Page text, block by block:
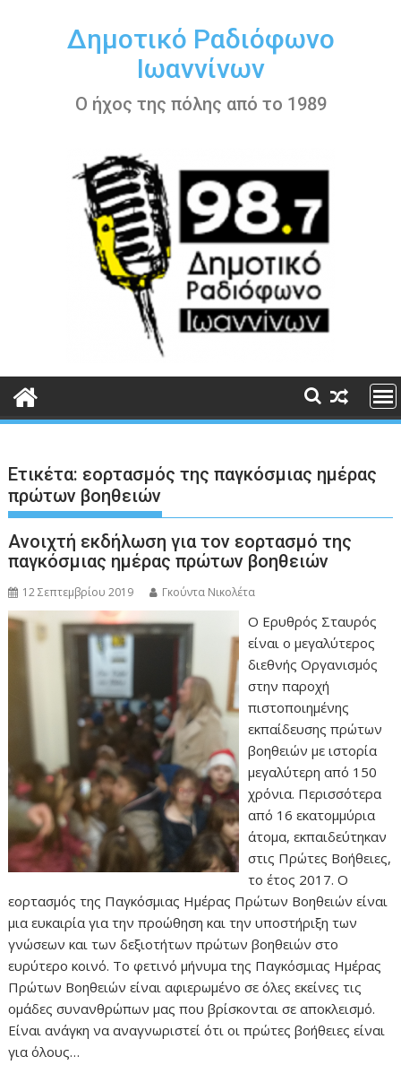
περιεχόμενοΔημοτικό Ραδιόφωνο
Ιωαννίνων
Ο ήχος της πόλης από το 1989
Ετικέτα: εορτασμός της παγκόσμιας ημέρας
πρώτων βοηθειών
Ανοιχτή εκδήλωση για τον εορτασμό της
παγκόσμιας ημέρας πρώτων βοηθειών
12 Σεπτεμβρίου 2019 Γκούντα Νικολέτα
Ο Ερυθρός Σταυρός
είναι ο μεγαλύτερος
διεθνής Οργανισμός
στην παροχή
πιστοποιημένης
εκπαίδευσης πρώτων
βοηθειών με ιστορία
μεγαλύτερη από 150
χρόνια. Περισσότερα
από 16 εκατομμύρια
άτομα, εκπαιδεύτηκαν
στις Πρώτες Βοήθειες,
το έτος 2017. O
εορτασμός της Παγκόσμιας Ημέρας Πρώτων Βοηθειών είναι
μια ευκαιρία για την προώθηση και την υποστήριξη των
γνώσεων και των δεξιοτήτων πρώτων βοηθειών στο
ευρύτερο κοινό. Το φετινό μήνυμα της Παγκόσμιας Ημέρας
Πρώτων Βοηθειών είναι αφιερωμένο σε όλες εκείνες τις
ομάδες συνανθρώπων μας που βρίσκονται σε αποκλεισμό.
Είναι ανάγκη να αναγνωριστεί ότι οι πρώτες βοήθειες είναι
για όλους…